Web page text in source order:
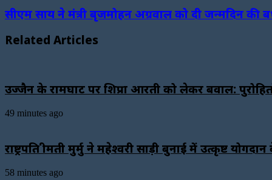
सीएम साय ने मंत्री बृजमोहन अग्रवाल को दी जन्मदिन
Related Articles
उज्जैन के रामघाट पर शिप्रा आरती को लेकर बवाल:
49 minutes ago
राष्ट्रपति श्रीमती मुर्मु ने महेश्वरी साड़ी बुनाई में उत्कृष्ट
58 minutes ago